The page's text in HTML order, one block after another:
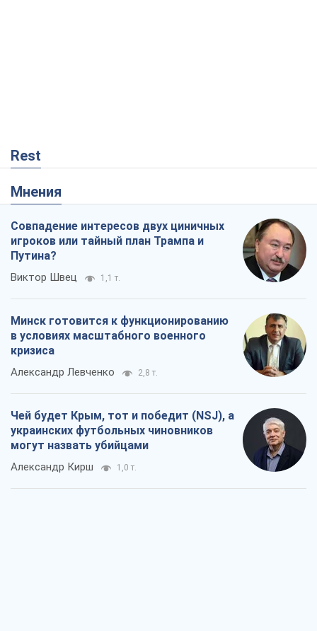
Rest
Мнения
Совпадение интересов двух циничных
игроков или тайный план Трампа и
Путина?
Виктор Швец 1,1 т.
Минск готовится к функционированию
в условиях масштабного военного
кризиса
Александр Левченко 2,8 т.
Чей будет Крым, тот и победит (NSJ), а
украинских футбольных чиновников
могут назвать убийцами
Александр Кирш 1,0 т.